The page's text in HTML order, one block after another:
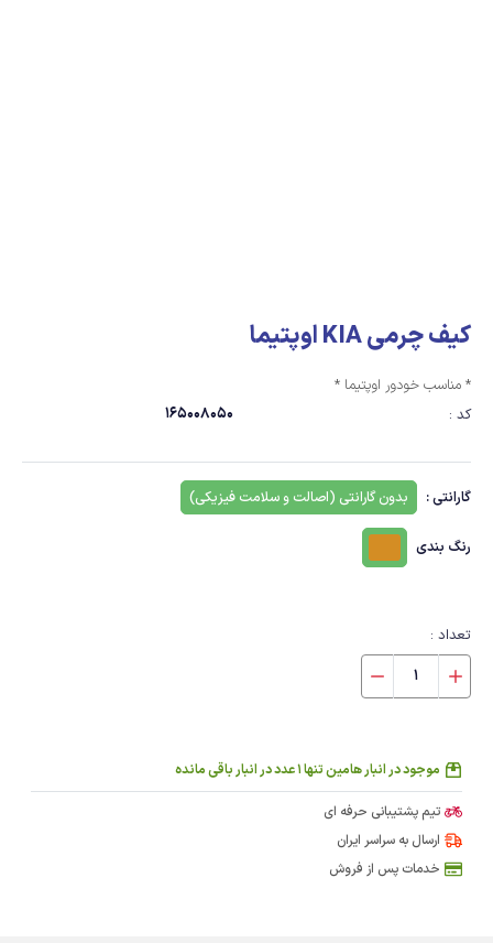
کیف چرمی KIA اوپتیما
* مناسب خودور اوپتیما *
کد :
165008050
گارانتی : بدون گارانتی (اصالت و سلامت فیزیکی)
رنگ بندی
تعداد :
موجود در انبار هامین تنها 1 عدد در انبار باقی مانده
تیم پشتیبانی حرفه ای
ارسال به سراسر ایران
خدمات پس از فروش